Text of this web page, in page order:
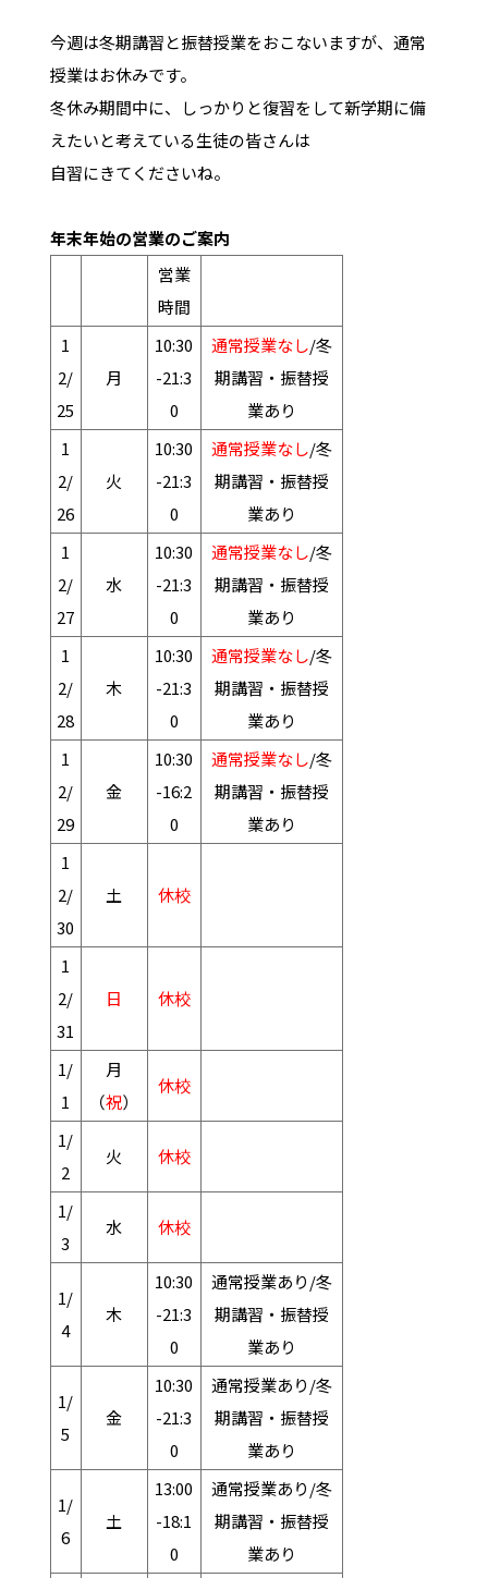
今週は冬期講習と振替授業をおこないますが、通常
授業はお休みです。
冬休み期間中に、しっかりと復習をして新学期に備
えたいと考えている生徒の皆さんは
自習にきてくださいね。
年末年始の営業のご案内
営業
時間
1
2/
25
月
10:30
-21:3
0
通常授業なし/冬
期講習・振替授
業あり
1
2/
26
火
10:30
-21:3
0
通常授業なし/冬
期講習・振替授
業あり
1
2/
27
水
10:30
-21:3
0
通常授業なし/冬
期講習・振替授
業あり
1
2/
28
木
10:30
-21:3
0
通常授業なし/冬
期講習・振替授
業あり
1
2/
29
金
10:30
-16:2
0
通常授業なし/冬
期講習・振替授
業あり
1
2/
30
土 休校
1
2/
31
日 休校
1/
1
月
（祝）
休校
1/
2
火 休校
1/
3
水 休校
1/
4
木
10:30
-21:3
0
通常授業あり/冬
期講習・振替授
業あり
1/
5
金
10:30
-21:3
0
通常授業あり/冬
期講習・振替授
業あり
1/
6
土
13:00
-18:1
0
通常授業あり/冬
期講習・振替授
業あり